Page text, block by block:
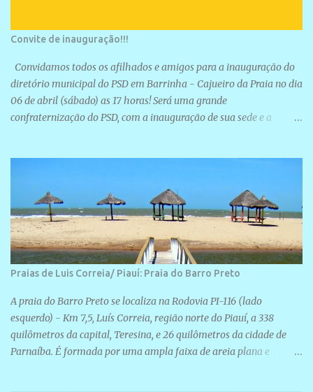
Convite de inauguração!!!
Convidamos todos os afilhados e amigos para a inauguração do
diretório municipal do PSD em Barrinha - Cajueiro da Praia no dia
06 de abril (sábado) as 17 horas! Será uma grande
confraternização do PSD, com a inauguração de sua sede e a
Praias de Luis Correia/ Piauí: Praia do Barro Preto
A praia do Barro Preto se localiza na Rodovia PI-116 (lado
esquerdo) - Km 7,5, Luís Correia, região norte do Piauí, a 338
quilômetros da capital, Teresina, e 26 quilômetros da cidade de
Parnaíba. É formada por uma ampla faixa de areia plana e